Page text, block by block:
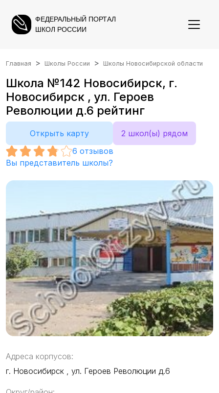
ФЕДЕРАЛЬНЫЙ ПОРТАЛ
ШКОЛ РОССИИ
Главная Школы России Школы Новосибирской области
Школа №142 Новосибирск, г.
Новосибирск , ул. Героев
Революции д.6 рейтинг
Открыть карту
2 школ(ы) рядом
6 отзывов
Вы представитель школы?
Адреса корпусов:
г. Новосибирск , ул. Героев Революции д.6